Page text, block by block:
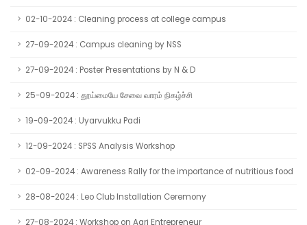
02-10-2024 : Cleaning process at college campus
27-09-2024 : Campus cleaning by NSS
27-09-2024 : Poster Presentations by N & D
25-09-2024 : தூய்மையே சேவை வாரம் நிகழ்ச்சி
19-09-2024 : Uyarvukku Padi
12-09-2024 : SPSS Analysis Workshop
02-09-2024 : Awareness Rally for the importance of nutritious food
28-08-2024 : Leo Club Installation Ceremony
27-08-2024 : Workshop on Agri Entrepreneur